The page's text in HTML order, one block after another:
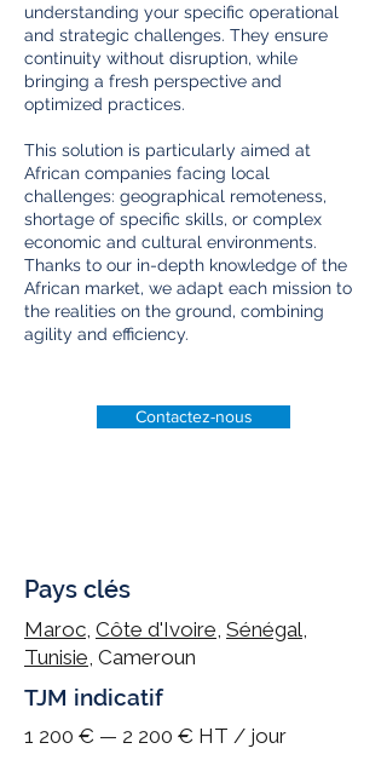
understanding your specific operational
and strategic challenges. They ensure
continuity without disruption, while
bringing a fresh perspective and
optimized practices.
This solution is particularly aimed at
African companies facing local
challenges: geographical remoteness,
shortage of specific skills, or complex
economic and cultural environments.
Thanks to our in-depth knowledge of the
African market, we adapt each mission to
the realities on the ground, combining
agility and efficiency.
Contactez-nous
Pays clés
Maroc, Côte d'Ivoire, Sénégal,
Tunisie, Cameroun
TJM indicatif
1 200 € — 2 200 € HT / jour